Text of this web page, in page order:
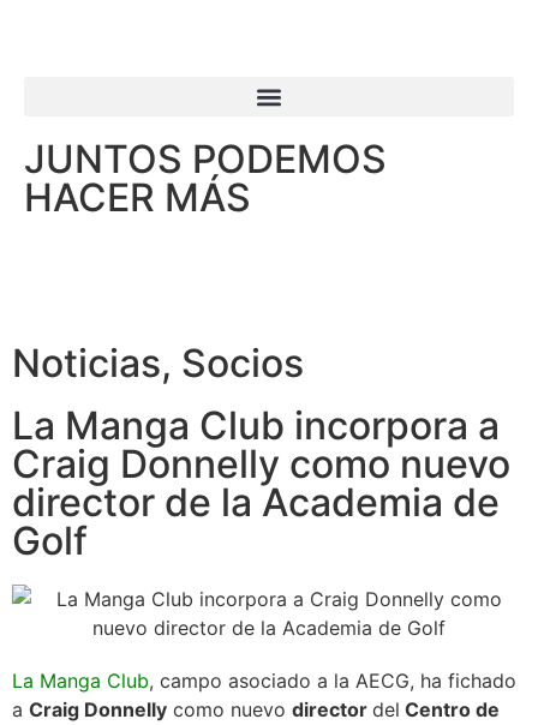
JUNTOS PODEMOS
HACER MÁS
Noticias, Socios
La Manga Club incorpora a
Craig Donnelly como nuevo
director de la Academia de
Golf
La Manga Club, campo asociado a la AECG, ha fichado
a Craig Donnelly como nuevo director del Centro de